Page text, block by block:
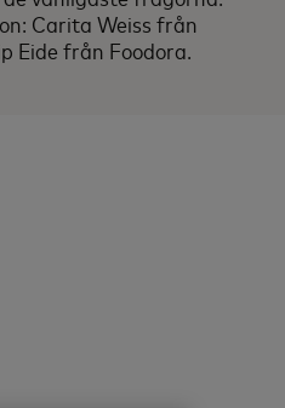
Carita Weiss från
Eide från Foodora.